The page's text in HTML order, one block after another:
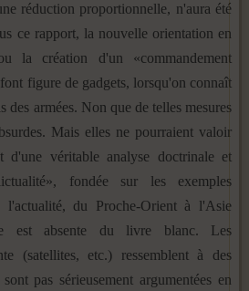
réduction proportionnelle, n'aura été
ce rapport, la nouvelle orientation en
la création d'un «commandement
figure de gadgets, lorsqu'on connaît
des armées. Non que de telles mesures
Mais elles ne pourraient valoir
d'une véritable analyse doctrinale et
fondée sur les exemples
l'actualité, du Proche-Orient à l'Asie
est absente du livre blanc. Les
(satellites, etc.) ressemblent à des
pas sérieusement argumentées en